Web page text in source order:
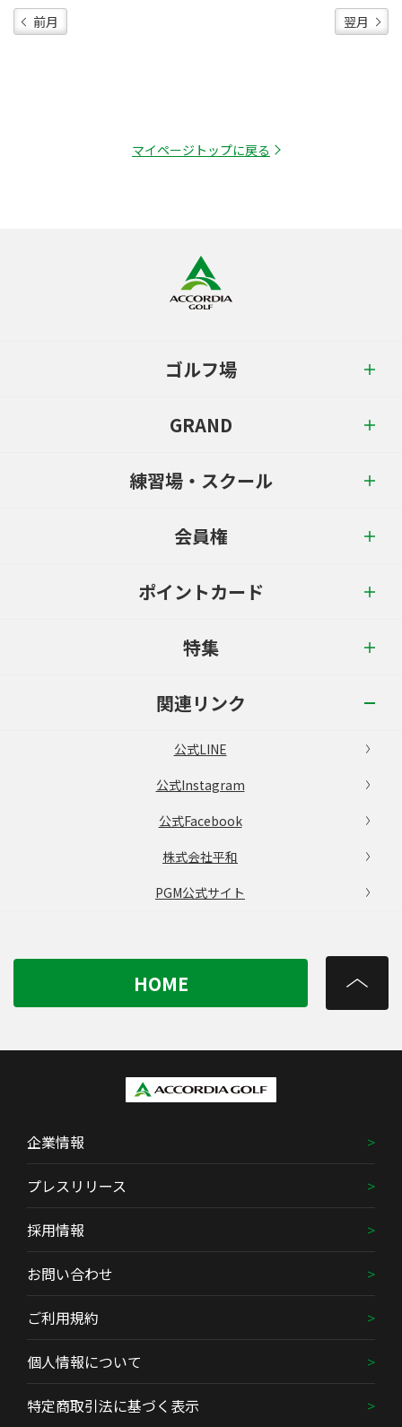
前月 翌月
マイページトップに戻る
ゴルフ場
GRAND
練習場・スクール
会員権
ポイントカード
特集
関連リンク
公式LINE
公式Instagram
公式Facebook
株式会社平和
PGM公式サイト
HOME
企業情報
プレスリリース
採用情報
お問い合わせ
ご利用規約
個人情報について
特定商取引法に基づく表示